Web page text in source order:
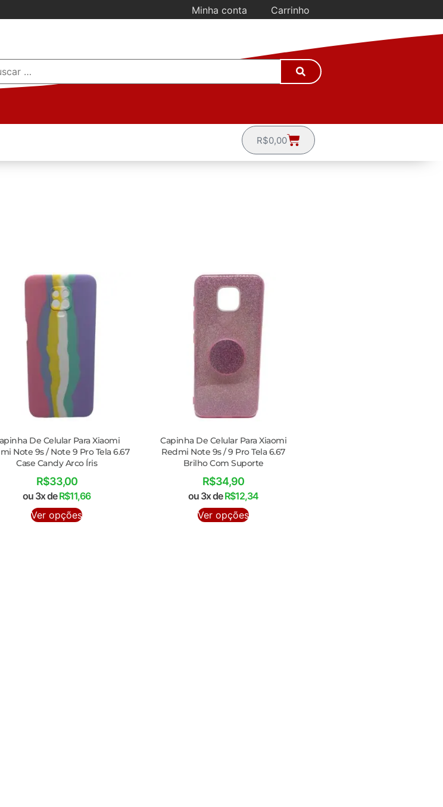
Minha conta Carrinho
R$0,00
De Celular Para Xiaomi
Note 9s / Note 9 Pro Tela 6.67
Case Candy Arco Íris
R$33,00
ou 3x deR$11,66
Ver opções
Capinha De Celular Para Xiaomi
Redmi Note 9s / 9 Pro Tela 6.67
Brilho Com Suporte
R$34,90
ou 3x deR$12,34
Ver opções